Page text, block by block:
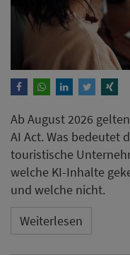
Ab August 2026
AI Act. Was bedeutet
touristische
welche KI-Inhalte
und welche nicht.
Weiterlesen